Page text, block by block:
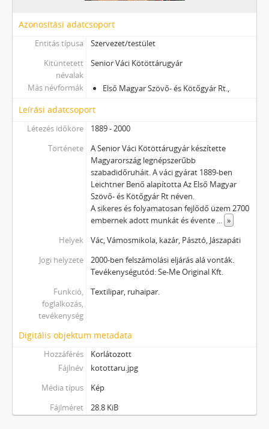
Azonosítási adatcsoport
Entitás típusa
Szervezet/testület
Kitüntetett
névalak
Senior Váci Kötöttárugyár
Más névformák Első Magyar Szövő- és Kötőgyár Rt.,
Leírási adatcsoport
Létezés időköre
1889 - 2000
Története
A Senior Váci Kötöttárugyár készítette
Magyarország legnépszerűbb
szabadidőruháit. A váci gyárat 1889-ben
Leichtner Benő alapította Az Első Magyar
Szövő- és Kötőgyár Rt néven.
A sikeres és folyamatosan fejlődő üzem 2700
embernek adott munkát és évente ... »
Helyek
Vác, Vámosmikola, kazár, Pásztó, Jászapáti
Jogi helyzete
2000-ben felszámolási eljárás alá vonták.
Tevékenységutód: Se-Me Original Kft.
Funkció,
foglalkozás,
tevékenység
Textilipar, ruhaipar.
Digitális objektum metadata
Hozzáférés
Korlátozott
Fájlnév
kotottaru.jpg
Média típus
Kép
Fájlméret
28.8 KiB